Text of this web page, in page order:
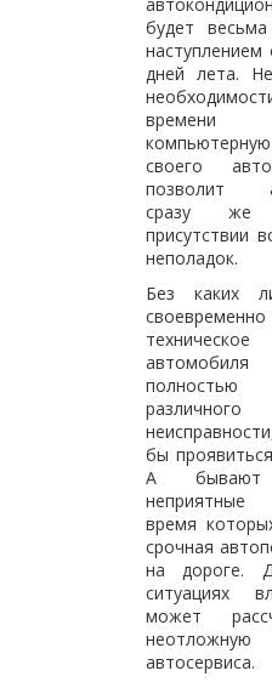
будет
дней лета.
времени
своего
позволит
сразу
присутствии
неполадок.
Без каких
техническое
полностью
бы
А
время
срочная
на дороге.
ситуациях
может
автосервиса.